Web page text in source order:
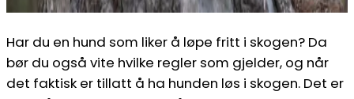
Har du en hund som liker å løpe fritt i skogen? Da
bør du også vite hvilke regler som gjelder, og når
det faktisk er tillatt å ha hunden løs i skogen. Det er